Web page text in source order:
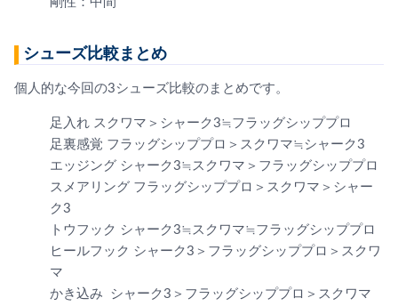
シューズ比較まとめ
個人的な今回の3シューズ比較のまとめです。
足入れ スクワマ＞シャーク3≒フラッグシッププロ
足裏感覚 フラッグシッププロ＞スクワマ≒シャーク3
エッジング シャーク3≒スクワマ＞フラッグシッププロ
スメアリング フラッグシッププロ＞スクワマ＞シャー
ク3
トウフック シャーク3≒スクワマ≒フラッグシッププロ
ヒールフック シャーク3＞フラッグシッププロ＞スクワ
マ
かき込み シャーク3＞フラッグシッププロ＞スクワマ